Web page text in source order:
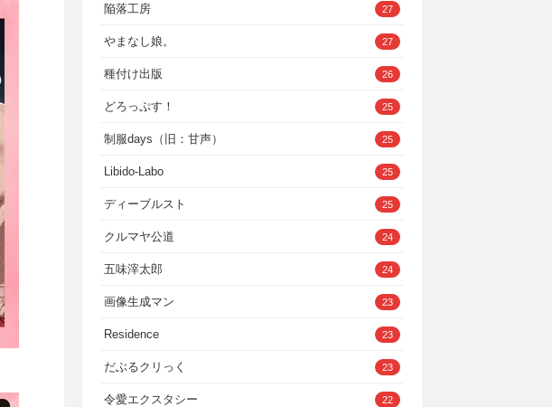
陥落工房 27
やまなし娘。 27
種付け出版 26
どろっぷす！ 25
制服days（旧：甘声） 25
Libido-Labo 25
ディーブルスト 25
クルマヤ公道 24
五味滓太郎 24
画像生成マン 23
Residence 23
だぶるクリっく 23
令愛エクスタシー 22